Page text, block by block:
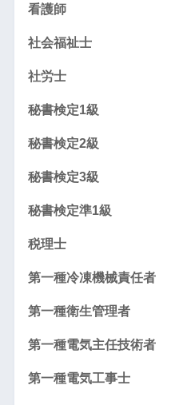
看護師
社会福祉士
社労士
秘書検定1級
秘書検定2級
秘書検定3級
秘書検定準1級
税理士
第一種冷凍機械責任者
第一種衛生管理者
第一種電気主任技術者
第一種電気工事士